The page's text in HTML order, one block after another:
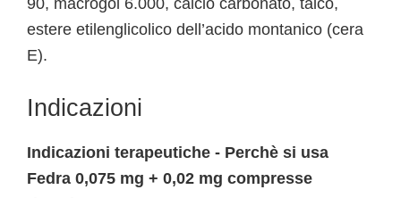
90, macrogol 6.000, calcio carbonato, talco,
estere etilenglicolico dell’acido montanico (cera
E).
Indicazioni
Indicazioni terapeutiche - Perchè si usa
Fedra 0,075 mg + 0,02 mg compresse